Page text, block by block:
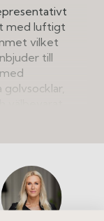
med luftigt
vilket
till
2 bra sovrum,
yta med
önskar fler
önskar